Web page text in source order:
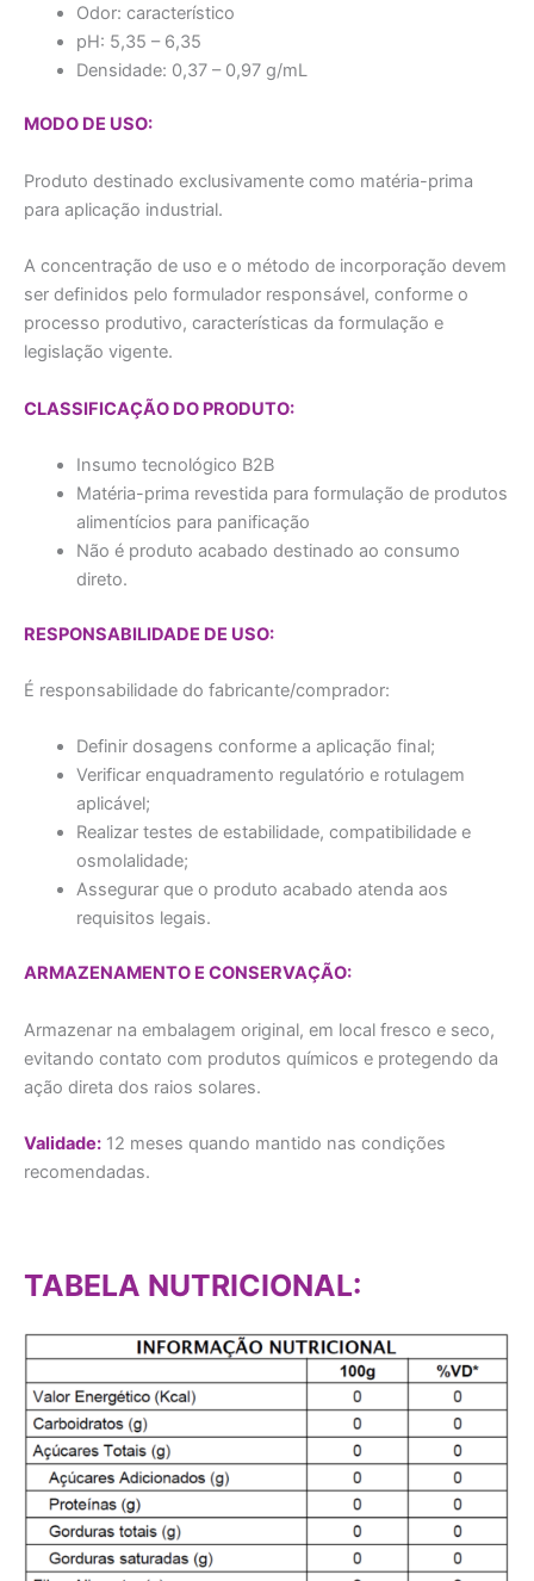
Odor: característico
pH: 5,35 – 6,35
Densidade: 0,37 – 0,97 g/mL
MODO DE USO:
Produto destinado exclusivamente como matéria-prima
para aplicação industrial.
A concentração de uso e o método de incorporação devem
ser definidos pelo formulador responsável, conforme o
processo produtivo, características da formulação e
legislação vigente.
CLASSIFICAÇÃO DO PRODUTO:
Insumo tecnológico B2B
Matéria-prima revestida para formulação de produtos
alimentícios para panificação
Não é produto acabado destinado ao consumo
direto.
RESPONSABILIDADE DE USO:
É responsabilidade do fabricante/comprador:
Definir dosagens conforme a aplicação final;
Verificar enquadramento regulatório e rotulagem
aplicável;
Realizar testes de estabilidade, compatibilidade e
osmolalidade;
Assegurar que o produto acabado atenda aos
requisitos legais.
ARMAZENAMENTO E CONSERVAÇÃO:
Armazenar na embalagem original, em local fresco e seco,
evitando contato com produtos químicos e protegendo da
ação direta dos raios solares.
Validade: 12 meses quando mantido nas condições
recomendadas.
TABELA NUTRICIONAL: